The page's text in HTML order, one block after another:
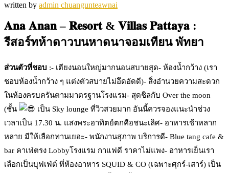
written by admin chuangunteawnai
𝐀𝐧𝐚 𝐀𝐧𝐚𝐧 – 𝐑𝐞𝐬𝐨𝐫𝐭 & 𝐕𝐢𝐥𝐥𝐚𝐬 𝐏𝐚𝐭𝐭𝐚𝐲𝐚 :
รีสอร์ทห้าดาวบนหาดนาจอมเทียน พัทยา
ส่วนตัวที่ชอบ :- เตียงนอนใหญ่มากนอนสบายสุด- ห้องน้ำกว้าง (เรา
ชอบห้องน้ำกว้าง ๆ แต่งตัวสบายไม่อึดอัดดี)- สิ่งอำนวยความสะดวก
ในห้องครบครันตามมาตรฐานโรงแรม- สุดชิลกับ Over the moon
(ชั้น
เป็น Sky lounge ที่วิวสวยมาก อันนี้ควรจองแนะนำช่วง
เวลาเป็น 17.30 น. แสงพระอาทิตย์ตกคือชนะเลิศ- อาหารเช้าหลาก
หลาย มีให้เลือกทานเยอะ- พนักงานสุภาพ บริการดี- Blue tang cafe &
bar คาเฟ่ตรง Lobbyโรงแรม กาแฟดี ราคาไม่แพง- อาหารเย็นเรา
เลือกเป็นบุฟเฟ่ต์ ที่ห้องอาหาร SQUID & CO (เฉพาะศุกร์-เสาร์) เป็น